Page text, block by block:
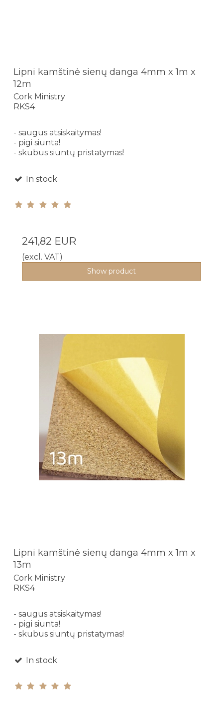
Lipni kamštinė sienų danga 4mm x 1m x
12m
Cork Ministry
RKS4
- saugus atsiskaitymas!
- pigi siunta!
- skubus siuntų pristatymas!
In stock
241,82 EUR
(excl. VAT)
Show product
Lipni kamštinė sienų danga 4mm x 1m x
13m
Cork Ministry
RKS4
- saugus atsiskaitymas!
- pigi siunta!
- skubus siuntų pristatymas!
In stock